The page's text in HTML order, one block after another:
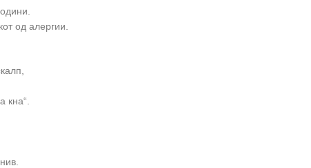
од алергии.
кна“.